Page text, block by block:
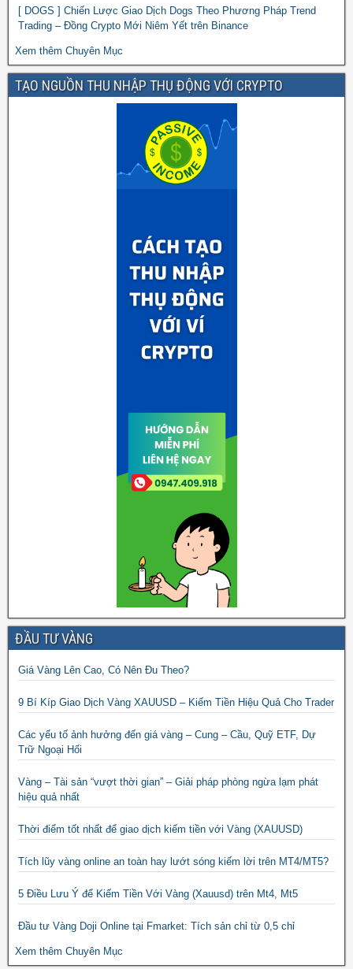
[ DOGS ] Chiến Lược Giao Dịch Dogs Theo Phương Pháp Trend
Trading – Đồng Crypto Mới Niêm Yết trên Binance
Xem thêm Chuyên Mục
TẠO NGUỒN THU NHẬP THỤ ĐỘNG VỚI CRYPTO
ĐẦU TƯ VÀNG
Giá Vàng Lên Cao, Có Nên Đu Theo?
9 Bí Kíp Giao Dịch Vàng XAUUSD – Kiếm Tiền Hiệu Quả Cho Trader
Các yếu tố ảnh hưởng đến giá vàng – Cung – Cầu, Quỹ ETF, Dự
Trữ Ngoại Hối
Vàng – Tài sản “vượt thời gian” – Giải pháp phòng ngừa lạm phát
hiệu quả nhất
Thời điểm tốt nhất để giao dịch kiếm tiền với Vàng (XAUUSD)
Tích lũy vàng online an toàn hay lướt sóng kiếm lời trên MT4/MT5?
5 Điều Lưu Ý để Kiếm Tiền Với Vàng (Xauusd) trên Mt4, Mt5
Đầu tư Vàng Doji Online tại Fmarket: Tích sản chỉ từ 0,5 chỉ
Xem thêm Chuyên Mục